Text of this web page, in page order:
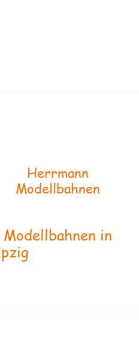
Herrmann
Modellbahnen
in